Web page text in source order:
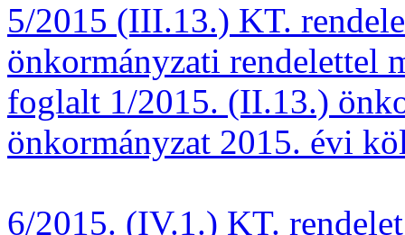
5/2015 (III.13.) KT.
önkormányzati rendelettel
foglalt 1/2015. (II.13.)
önkormányzat 2015. évi
6/2015. (IV.1.) KT.